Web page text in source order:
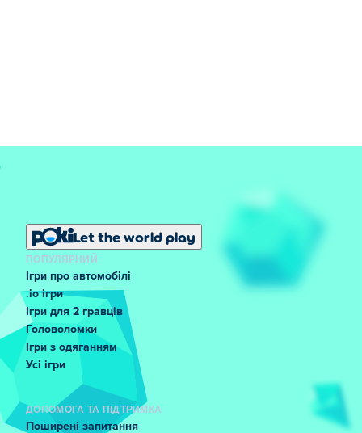
Let the world play
ПОПУЛЯРНИЙ
Ігри про автомобілі
.io ігри
Ігри для 2 гравців
Головоломки
Ігри з одяганням
Усі ігри
ДОПОМОГА ТА ПІДТРИМКА
Поширені запитання